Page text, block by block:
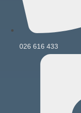
026 616 433